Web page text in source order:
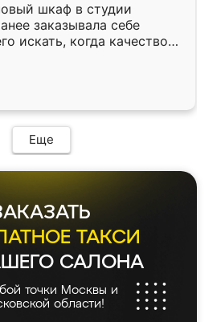
шкаф в студии
заказывала себе
искать, когда качеством
Служит кухня уже почти
нет.
Еще
ТАКСИ
САЛОНА
точки Москвы и
области!